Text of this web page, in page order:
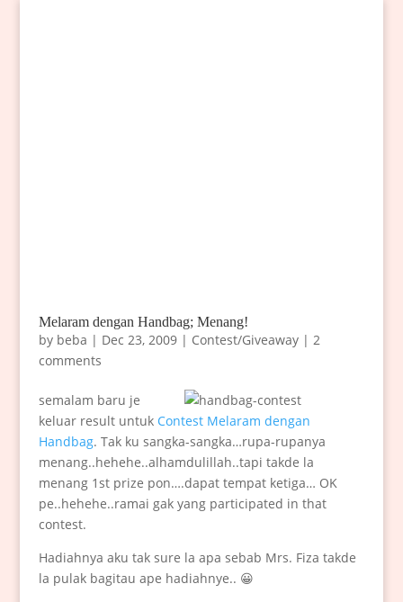
Melaram dengan Handbag; Menang!
by beba | Dec 23, 2009| Contest/Giveaway| 2
comments
semalam baru je
keluar result untuk Contest Melaram dengan
Handbag. Tak ku sangka-sangka…rupa-rupanya
menang..hehehe..alhamdulillah..tapi takde la
menang 1st prize pon….dapat tempat ketiga… OK
pe..hehehe..ramai gak yang participated in that
contest.
Hadiahnya aku tak sure la apa sebab Mrs. Fiza takde
la pulak bagitau ape hadiahnye.. 😀